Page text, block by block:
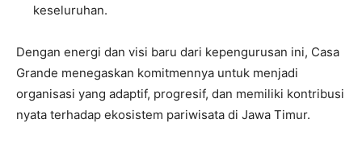
keseluruhan.
Dengan energi dan visi baru dari kepengurusan ini, Casa
Grande menegaskan komitmennya untuk menjadi
organisasi yang adaptif, progresif, dan memiliki kontribusi
nyata terhadap ekosistem pariwisata di Jawa Timur.